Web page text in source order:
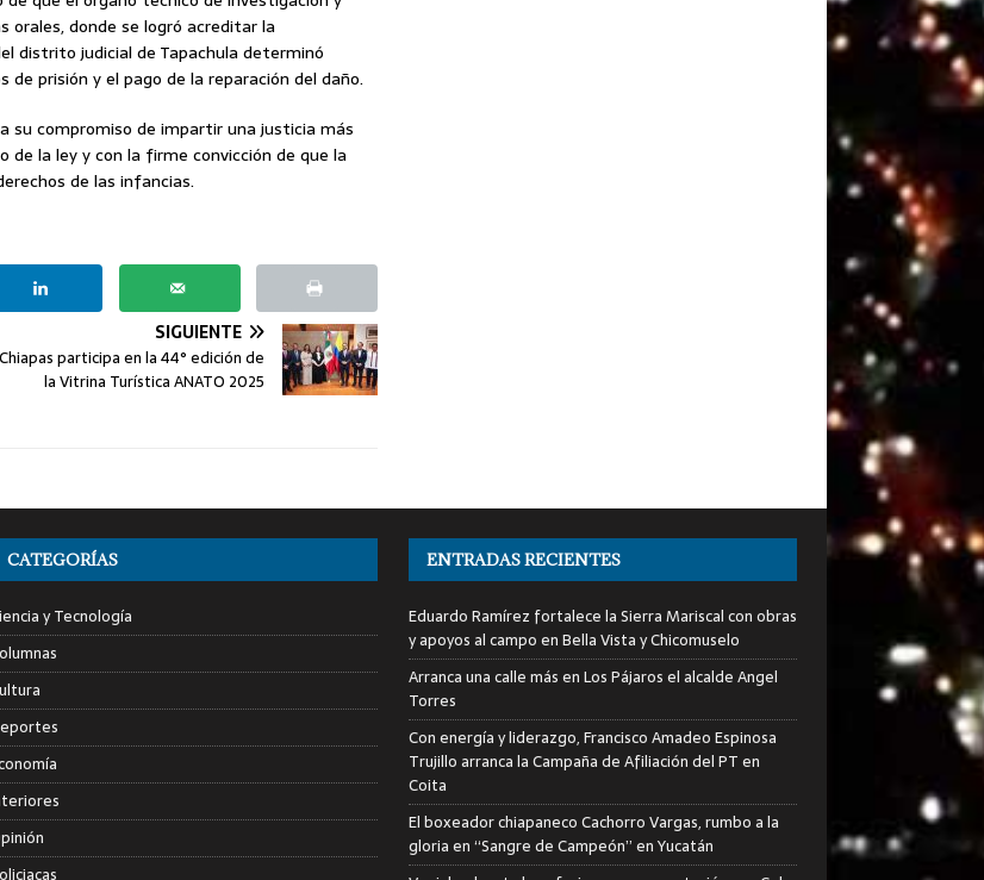
orales, donde se logró acreditar la
distrito judicial de Tapachula determinó
prisión y el pago de la reparación del daño.
su compromiso de impartir una justicia más
la ley y con la firme convicción de que la
de las infancias.
SIGUIENTE
Chiapas participa en la 44° edición de
la Vitrina Turística ANATO 2025
CATEGORÍAS
y Tecnología
ENTRADAS RECIENTES
Eduardo Ramírez fortalece la Sierra Mariscal con obras
y apoyos al campo en Bella Vista y Chicomuselo
Arranca una calle más en Los Pájaros el alcalde Angel
Torres
Con energía y liderazgo, Francisco Amadeo Espinosa
Trujillo arranca la Campaña de Afiliación del PT en
Coita
El boxeador chiapaneco Cachorro Vargas, rumbo a la
gloria en “Sangre de Campeón” en Yucatán